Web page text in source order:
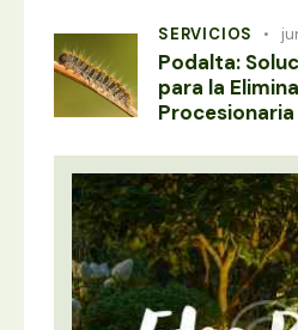
SERVICIOS
Podalta:
para la
Procesionaria